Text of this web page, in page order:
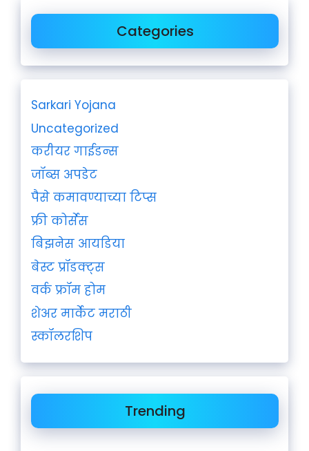
Categories
Sarkari Yojana
Uncategorized
करीयर गाईडन्स
जॉब्स अपडेट
पैसे कमावण्याच्या टिप्स
फ्री कोर्सेस
बिझनेस आयडिया
बेस्ट प्रॉडक्ट्स
वर्क फ्रॉम होम
शेअर मार्केट मराठी
स्कॉलरशिप
Trending